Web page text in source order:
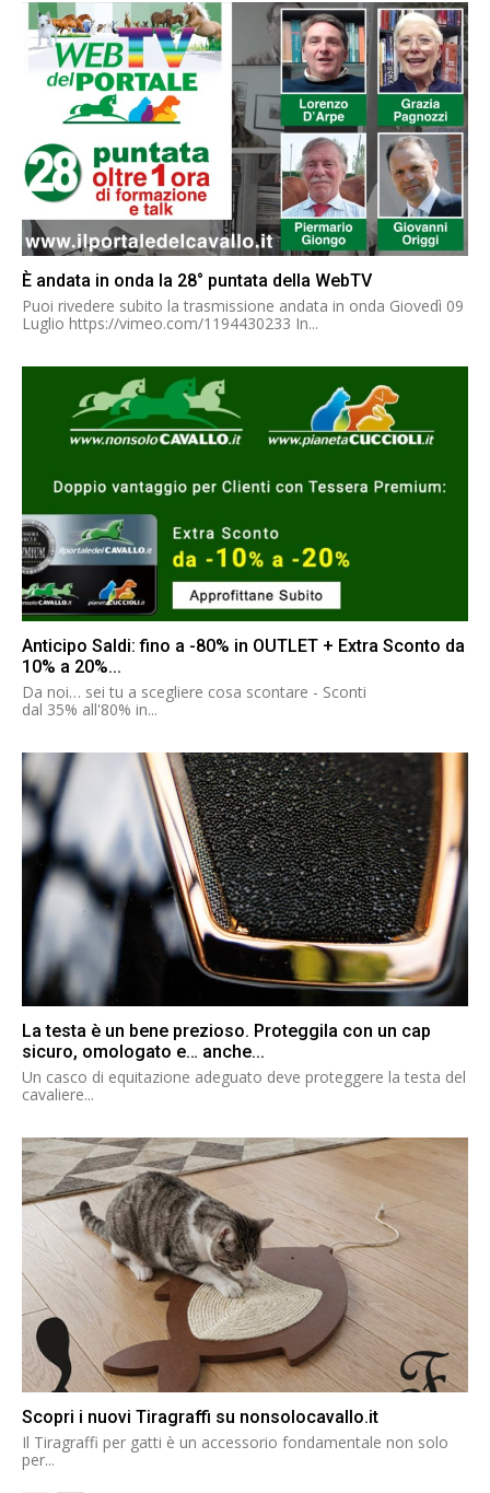
È andata in onda la 28° puntata della WebTV
Puoi rivedere subito la trasmissione andata in onda Giovedì 09
Luglio https://vimeo.com/1194430233 In...
Anticipo Saldi: fino a -80% in OUTLET + Extra Sconto da
10% a 20%...
Da noi… sei tu a scegliere cosa scontare - Sconti
dal 35% all'80% in...
La testa è un bene prezioso. Proteggila con un cap
sicuro, omologato e… anche...
Un casco di equitazione adeguato deve proteggere la testa del
cavaliere...
Scopri i nuovi Tiragraffi su nonsolocavallo.it
Il Tiragraffi per gatti è un accessorio fondamentale non solo
per...